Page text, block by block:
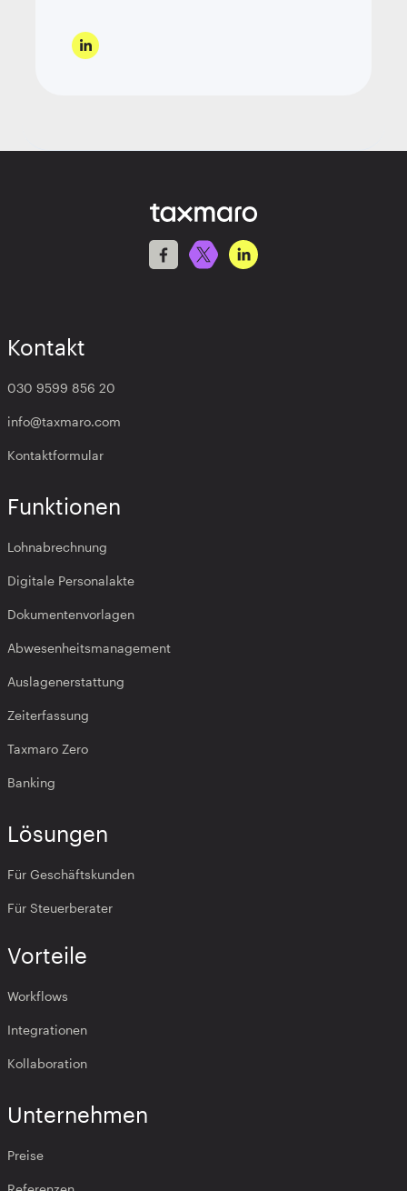
Kontakt
030 9599 856 20
info@taxmaro.com
Kontaktformular
Funktionen
Lohnabrechnung
Digitale Personalakte
Dokumentenvorlagen
Abwesenheitsmanagement
Auslagenerstattung
Zeiterfassung
Taxmaro Zero
Banking
Lösungen
Für Geschäftskunden
Für Steuerberater
Vorteile
Workflows
Integrationen
Kollaboration
Unternehmen
Preise